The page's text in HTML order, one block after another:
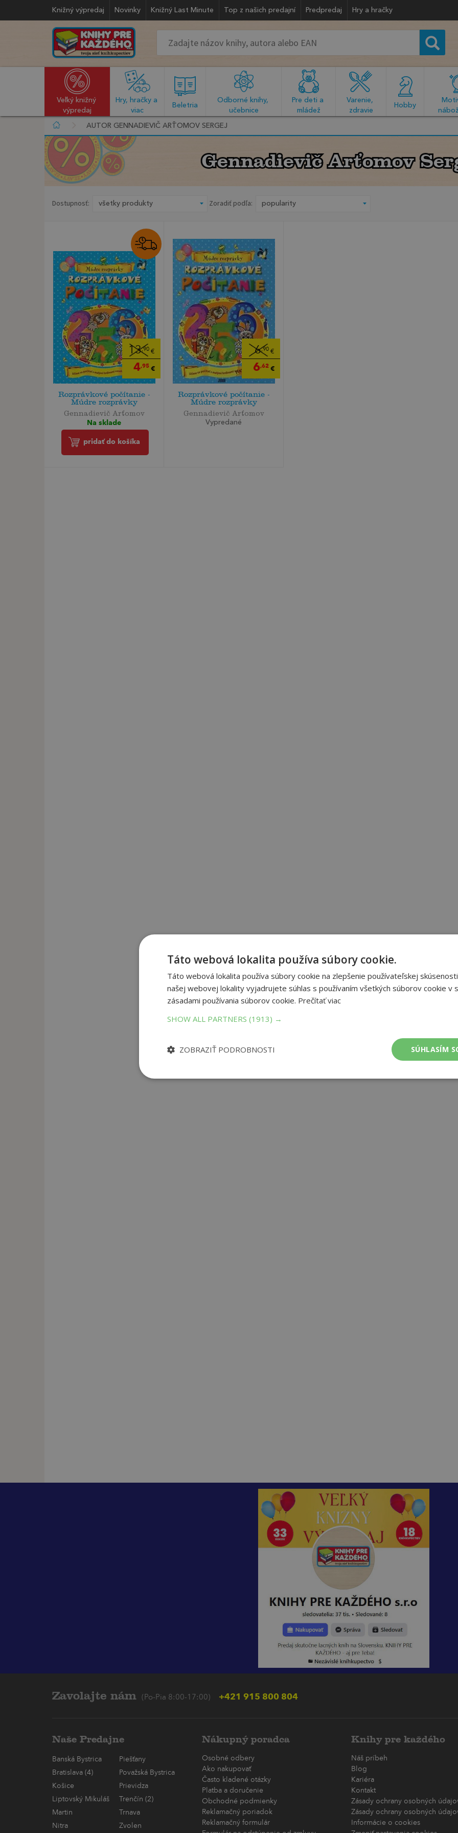
Knižný výpredaj Novinky Knižný Last Minute Top z našich predajní Predpredaj Hry a hračky
Veľký knižný
výpredaj
Hry, hračky a
viac
Beletria
Odborné knihy,
učebnice
Pre deti a
mládež
Varenie,
zdravie
Hobby
AUTOR GENNADIEVIČ ARŤOMOV SERGEJ
Gennadievič Arťomov
Gennadievič Arťomov
Dostupnosť: Zoradiť podľa:
13,90 €
4,95 €
Rozprávkové počítanie -
Múdre rozprávky
Gennadievič Arťomov
Na sklade
pridať do košíka
6,90 €
6,62 €
Rozprávkové počítanie -
Múdre rozprávky
Gennadievič Arťomov
Vypredané
Zavolajte nám (Po-Pia 8:00-17:00) +421 915 800 804
Naše Predajne
Banská Bystrica
Piešťany
Bratislava (4)
Považská Bystrica
Košice
Prievidza
Liptovský Mikuláš
Trenčín (2)
Martin
Trnava
Nitra
Zvolen
Nákupný poradca
Osobné odbery
Ako nakupovať
Často kladené otázky
Platba a doručenie
Obchodné podmienky
Reklamačný poriadok
Reklamačný formulár
Knihy pre každého
Náš príbeh
Blog
Kariéra
Kontakt
Zásady ochrany osobných
Zásady ochrany osobných
Informácie o cookies
Táto webová lokalita používa súbory cookie.
Táto webová lokalita používa súbory cookie na zlepšenie používateľskej
našej webovej lokality vyjadrujete súhlas s používaním všetkých súborov cookie v
zásadami používania súborov cookie. Prečítať viac
SHOW ALL PARTNERS (1913) →
SÚHLASÍM
ZOBRAZIŤ PODROBNOSTI